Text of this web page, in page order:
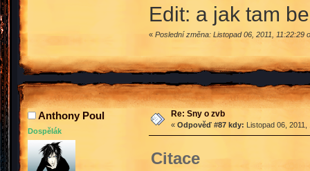
Edit: a jak tam
« Poslední změna: Listopad 06, 2011, 11:22:29
Anthony Poul
Dospělák
Re: Sny o zvb
« Odpověď #87 kdy: Listopad 06, 2011,
Citace